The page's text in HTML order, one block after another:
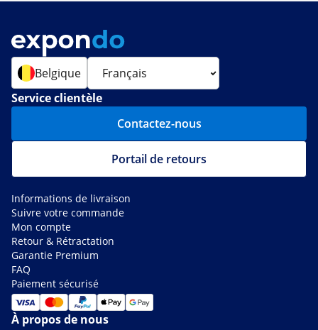
Belgique
Service clientèle
Contactez-nous
Portail de retours
Informations de livraison
Suivre votre commande
Mon compte
Retour & Rétractation
Garantie Premium
FAQ
Paiement sécurisé
À propos de nous